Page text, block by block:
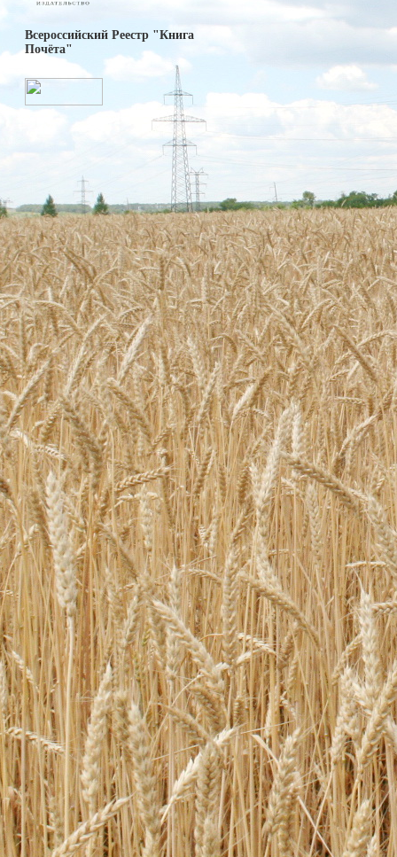
Всероссийский Реестр "Книга
Почёта"